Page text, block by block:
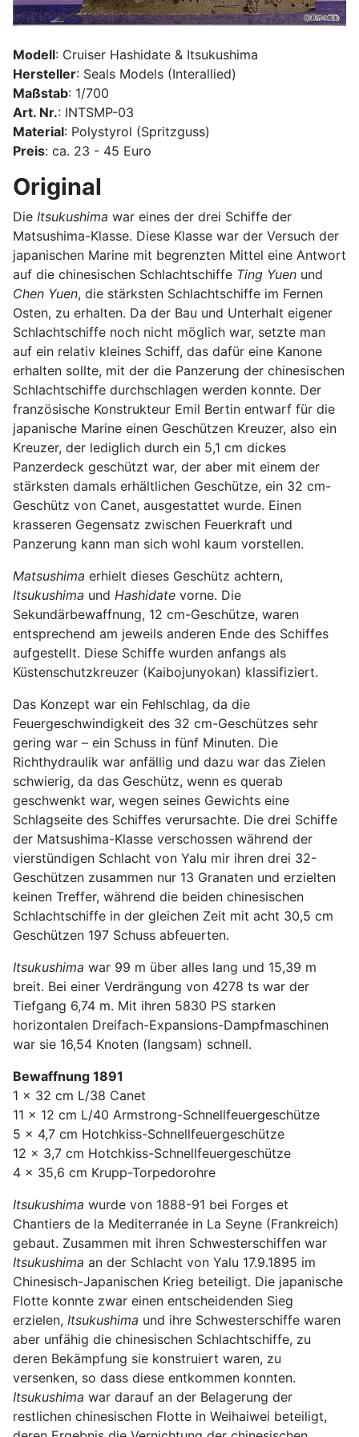
Modell: Cruiser Hashidate & Itsukushima
Hersteller: Seals Models (Interallied)
Maßstab: 1/700
Art. Nr.: INTSMP-03
Material: Polystyrol (Spritzguss)
Preis: ca. 23 - 45 Euro
Original
Die Itsukushima war eines der drei Schiffe der
Matsushima-Klasse. Diese Klasse war der Versuch der
japanischen Marine mit begrenzten Mittel eine Antwort
auf die chinesischen Schlachtschiffe Ting Yuen und
Chen Yuen, die stärksten Schlachtschiffe im Fernen
Osten, zu erhalten. Da der Bau und Unterhalt eigener
Schlachtschiffe noch nicht möglich war, setzte man
auf ein relativ kleines Schiff, das dafür eine Kanone
erhalten sollte, mit der die Panzerung der chinesischen
Schlachtschiffe durchschlagen werden konnte. Der
französische Konstrukteur Emil Bertin entwarf für die
japanische Marine einen Geschützen Kreuzer, also ein
Kreuzer, der lediglich durch ein 5,1 cm dickes
Panzerdeck geschützt war, der aber mit einem der
stärksten damals erhältlichen Geschütze, ein 32 cm-
Geschütz von Canet, ausgestattet wurde. Einen
krasseren Gegensatz zwischen Feuerkraft und
Panzerung kann man sich wohl kaum vorstellen.
Matsushima erhielt dieses Geschütz achtern,
Itsukushima und Hashidate vorne. Die
Sekundärbewaffnung, 12 cm-Geschütze, waren
entsprechend am jeweils anderen Ende des Schiffes
aufgestellt. Diese Schiffe wurden anfangs als
Küstenschutzkreuzer (Kaibojunyokan) klassifiziert.
Das Konzept war ein Fehlschlag, da die
Feuergeschwindigkeit des 32 cm-Geschützes sehr
gering war – ein Schuss in fünf Minuten. Die
Richthydraulik war anfällig und dazu war das Zielen
schwierig, da das Geschütz, wenn es querab
geschwenkt war, wegen seines Gewichts eine
Schlagseite des Schiffes verursachte. Die drei Schiffe
der Matsushima-Klasse verschossen während der
vierstündigen Schlacht von Yalu mir ihren drei 32-
Geschützen zusammen nur 13 Granaten und erzielten
keinen Treffer, während die beiden chinesischen
Schlachtschiffe in der gleichen Zeit mit acht 30,5 cm
Geschützen 197 Schuss abfeuerten.
Itsukushima war 99 m über alles lang und 15,39 m
breit. Bei einer Verdrängung von 4278 ts war der
Tiefgang 6,74 m. Mit ihren 5830 PS starken
horizontalen Dreifach-Expansions-Dampfmaschinen
war sie 16,54 Knoten (langsam) schnell.
Bewaffnung 1891
1 x 32 cm L/38 Canet
11 x 12 cm L/40 Armstrong-Schnellfeuergeschütze
5 x 4,7 cm Hotchkiss-Schnellfeuergeschütze
12 x 3,7 cm Hotchkiss-Schnellfeuergeschütze
4 x 35,6 cm Krupp-Torpedorohre
Itsukushima wurde von 1888-91 bei Forges et
Chantiers de la Mediterranée in La Seyne (Frankreich)
gebaut. Zusammen mit ihren Schwesterschiffen war
Itsukushima an der Schlacht von Yalu 17.9.1895 im
Chinesisch-Japanischen Krieg beteiligt. Die japanische
Flotte konnte zwar einen entscheidenden Sieg
erzielen, Itsukushima und ihre Schwesterschiffe waren
aber unfähig die chinesischen Schlachtschiffe, zu
deren Bekämpfung sie konstruiert waren, zu
versenken, so dass diese entkommen konnten.
Itsukushima war darauf an der Belagerung der
restlichen chinesischen Flotte in Weihaiwei beteiligt,